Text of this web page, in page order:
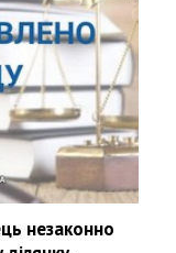
незаконно